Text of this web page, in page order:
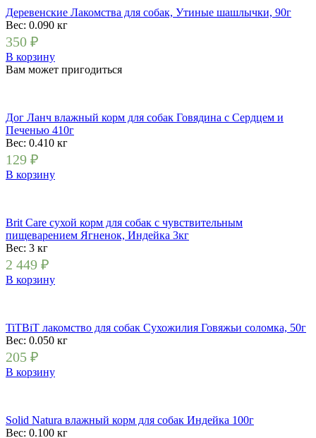
Деревенские Лакомства для собак, Утиные шашлычки, 90г
Вес: 0.090 кг
350 ₽
В корзину
Вам может пригодиться
Дог Ланч влажный корм для собак Говядина с Сердцем и
Печенью 410г
Вес: 0.410 кг
129 ₽
В корзину
Brit Care сухой корм для собак с чувствительным
пищеварением Ягненок, Индейка 3кг
Вес: 3 кг
2 449 ₽
В корзину
TiTBiT лакомство для собак Сухожилия Говяжьи соломка, 50г
Вес: 0.050 кг
205 ₽
В корзину
Solid Natura влажный корм для собак Индейка 100г
Вес: 0.100 кг